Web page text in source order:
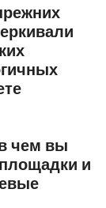
чем вы
площадки и